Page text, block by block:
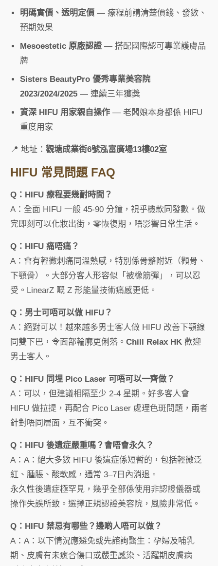
明碼實價、透明定價 — 療程前講清楚價錢、發數、
預期效果
Mesoestetic 原廠認證 — 搭配國際認可專業護膚品
牌
Sisters BeautyPro 優秀專業美容院
2023/2024/2025 — 連續三年獲獎
資深 HIFU 用家親自操作 — 老闆娘本身都係 HIFU
重度用家
📍 地址： 觀塘成業街6號泓富廣場13樓02室
HIFU 常見問題 FAQ
Q：HIFU 療程要幾耐時間？
A：全面 HIFU 一般 45-90 分鐘，視乎機款同發數。做
完即刻可以化妝出街，零恢復期，唔影響日常生活。
Q：HIFU 痛唔痛？
A：會有輕微刺痛同溫熱感，特別係骨骼附近（顴骨、
下顎骨）。大部分客人形容似「被橡筋彈」，可以忍
受。LinearZ 嘅 Z 形能量技術痛感更低。
Q：男士可唔可以做 HIFU？
A：絕對可以！越來越多男士客人做 HIFU 改善下顎線
同雙下巴，令面部輪廓更俐落。 Chill Relax HK 歡迎
男士客人。
Q：HIFU 同埋 Pico Laser 可唔可以一齊做？
A：可以，但建議相隔至少 2-4 星期。好多客人會
HIFU 做拉提，再配合 Pico Laser 處理色斑問題，兩者
針對唔同層面，互不衝突。
Q：HIFU 後遺症嚴重嗎？會唔會永久？
A：A：絕大多數 HIFU 後遺症係短暫的，包括輕微泛
紅、腫脹、酸軟感，通常 3–7日內消退。
永久性後遺症極罕見，幾乎全部係使用非認證儀器或
操作失誤所致。選擇正規認證美容院，風險非常低。
Q：HIFU 禁忌有哪些？邊啲人唔可以做？
A：A：以下情況應避免或先諮詢醫生：孕婦及哺乳
期、皮膚有未癒合傷口或嚴重感染、活躍期皮膚病